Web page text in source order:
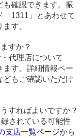
も確認できます。振
1311」とあわせて
す。
すか？
代理店について
ます。詳細情報ペー
どもご確認いただけ
すればよいですか？
されている可能性
支店一覧ページから